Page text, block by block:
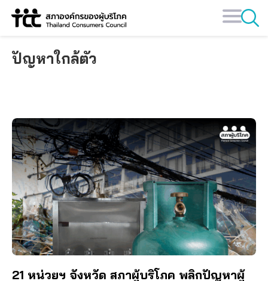
Skip
ปัญหาใกล้ตัว
21 หน่วยฯ จังหวัด สภาผู้บริโภค พลิกปัญหาผู้